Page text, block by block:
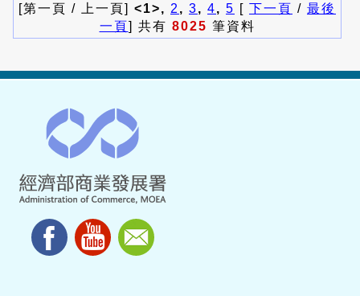
[第一頁 / 上一頁] <1>, 2 , 3, 4, 5 [ 下一頁 / 最後
一頁] 共有 8025 筆資料